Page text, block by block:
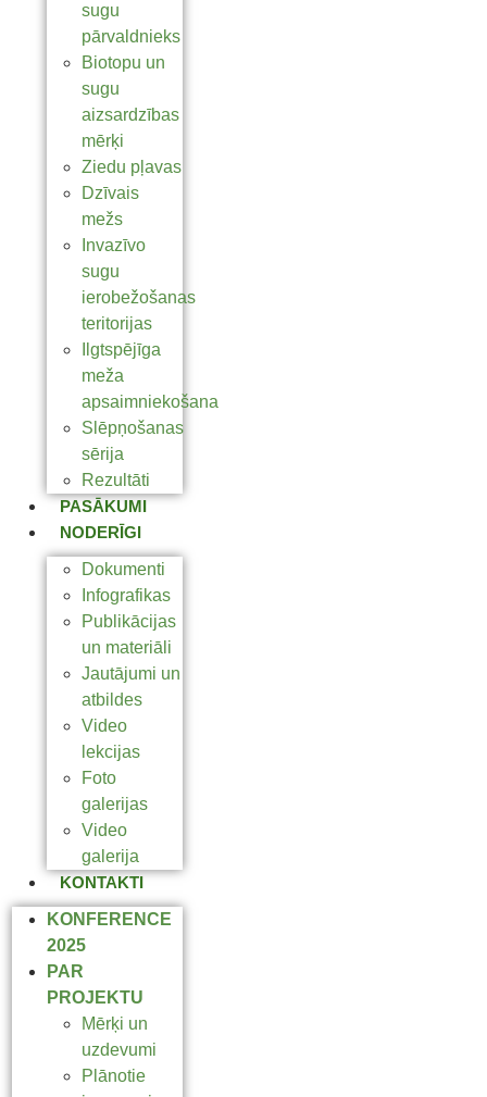
sugu
pārvaldnieks
Biotopu un
sugu
aizsardzības
mērķi
Ziedu pļavas
Dzīvais
mežs
Invazīvo
sugu
ierobežošanas
teritorijas
Ilgtspējīga
meža
apsaimniekošana
Slēpņošanas
sērija
Rezultāti
PASĀKUMI
NODERĪGI
Dokumenti
Infografikas
Publikācijas
un materiāli
Jautājumi un
atbildes
Video
lekcijas
Foto
galerijas
Video
galerija
KONTAKTI
KONFERENCE
2025
PAR
PROJEKTU
Mērķi un
uzdevumi
Plānotie